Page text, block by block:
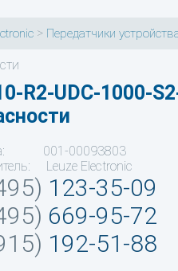
> Передатчики
R2-UDC-1000-
001-00093803
Leuze Electronic
123-35-09
669-95-72
192-51-88